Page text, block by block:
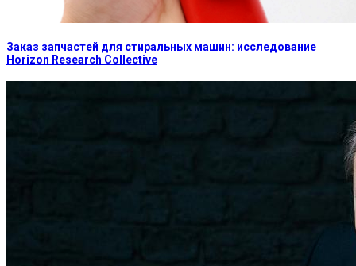
Заказ запчастей для стиральных машин: исследование
Horizon Research Collective